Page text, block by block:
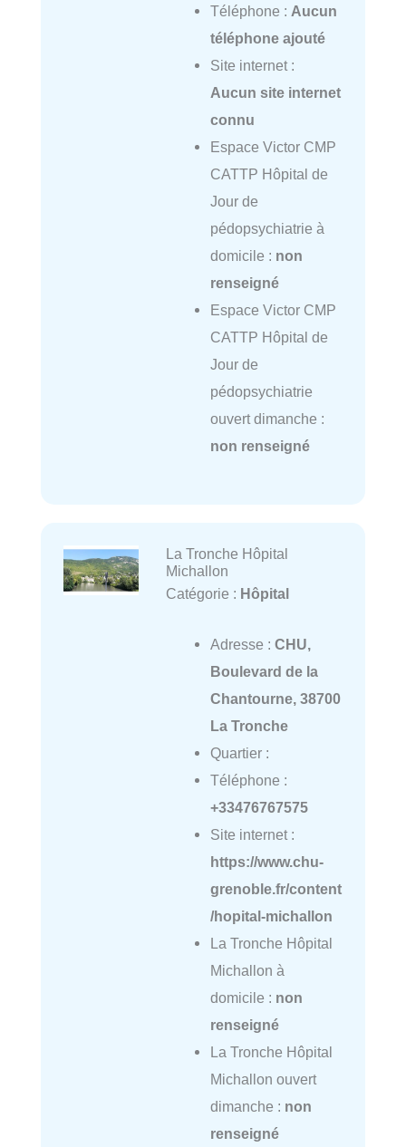
Téléphone : Aucun
téléphone ajouté
Site internet :
Aucun site internet
connu
Espace Victor CMP
CATTP Hôpital de
Jour de
pédopsychiatrie à
domicile : non
renseigné
Espace Victor CMP
CATTP Hôpital de
Jour de
pédopsychiatrie
ouvert dimanche :
non renseigné
La Tronche Hôpital
Michallon
Catégorie : Hôpital
Adresse : CHU,
Boulevard de la
Chantourne, 38700
La Tronche
Quartier :
Téléphone :
+33476767575
Site internet :
https://www.chu-
grenoble.fr/content
/hopital-michallon
La Tronche Hôpital
Michallon à
domicile : non
renseigné
La Tronche Hôpital
Michallon ouvert
dimanche : non
renseigné